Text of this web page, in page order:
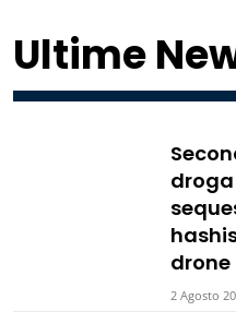
Ultime
droga
drone
2 Agosto